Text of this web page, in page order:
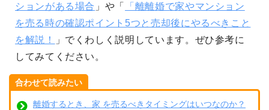
ションがある場合 」や「
「離離婚で家やマンション
を売る時の確認ポイント5つと売却後にやるべきこと
を解説！
」でくわしく説明しています。ぜひ参考に
してみてください。
合わせて読みたい
離婚するとき、家 を売るべきタイミングはいつなのか？